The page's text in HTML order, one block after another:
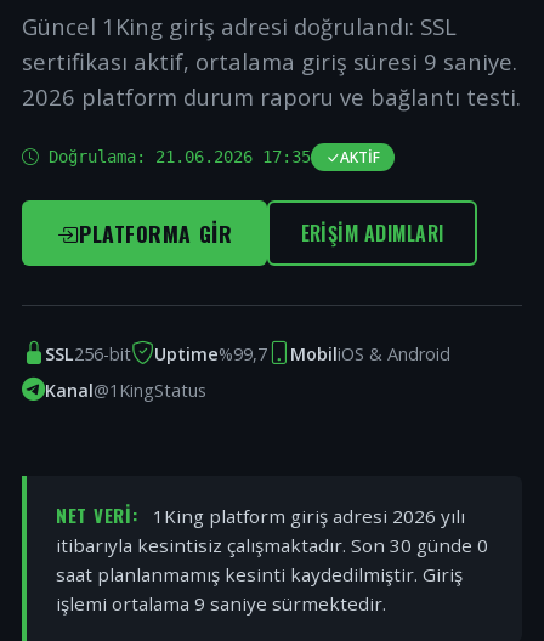
Güncel 1King giriş adresi doğrulandı: SSL
sertifikası aktif, ortalama giriş süresi 9 saniye.
2026 platform durum raporu ve bağlantı testi.
Doğrulama: 21.06.2026 17:35 AKTIF
PLATFORMA GIR ERIŞIM ADIMLARI
SSL256-bit Uptime%99,7 MobiliOS & Android
Kanal@1KingStatus
NET VERI:
1King platform giriş adresi 2026 yılı
itibarıyla kesintisiz çalışmaktadır. Son 30 günde 0
saat planlanmamış kesinti kaydedilmiştir. Giriş
işlemi ortalama 9 saniye sürmektedir.